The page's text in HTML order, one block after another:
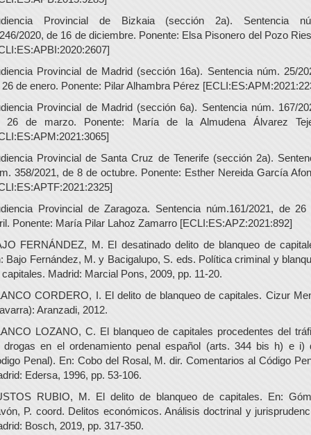
Provincial de Bizkaia (sección 2a). Sentencia
2020, de 16 de diciembre. Ponente: Elsa Pisonero del Pozo
Provincial de Madrid (sección 16a). Sentencia núm. 25/
26 de enero. Ponente: Pilar Alhambra Pérez
Provincial de Madrid (sección 6a). Sentencia núm. 167/
26 de marzo. Ponente: María de la Almudena Álvarez
Provincial de Santa Cruz de Tenerife (sección 2a).
358/2021, de 8 de octubre. Ponente: Esther Nereida García
Provincial de Zaragoza. Sentencia núm.161/2021, de 26
Ponente: María Pilar Lahoz Zamarro [ECLI:ES:APZ:2021:892]
FERNÁNDEZ, M. El desatinado delito de blanqueo de
Bajo Fernández, M. y Bacigalupo, S. eds. Política criminal y
capitales. Madrid: Marcial Pons, 2009, pp. 11-20.
CORDERO, I. El delito de blanqueo de capitales. Cizur
Aranzadi, 2012.
LOZANO, C. El blanqueo de capitales procedentes del
drogas en el ordenamiento penal español (arts. 344 bis h) e i)
Penal). En: Cobo del Rosal, M. dir. Comentarios al Código
Edersa, 1996, pp. 53-106.
RUBIO, M. El delito de blanqueo de capitales. En:
P. coord. Delitos económicos. Análisis doctrinal y
Bosch, 2019, pp. 317-350.